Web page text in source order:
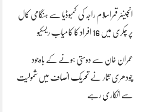
انجینئر قمراسلام راجہ کی کمبوڈیا سے ہنگامی کال
پر چکری میں 16 افراد کا کامیاب ریسکیو
عمران خان سے دوستی ہونے کے باوجود
چودھری نثار نے تحریک انصاف میں شمولیت
سے انکاری رہے